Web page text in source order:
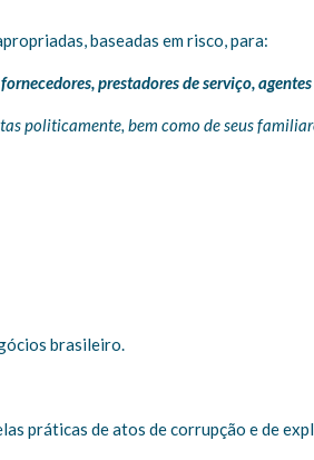
baseadas em risco, para:
prestadores de serviço,
politicamente, bem como de seus
brasileiro.
práticas de atos de corrupção e de